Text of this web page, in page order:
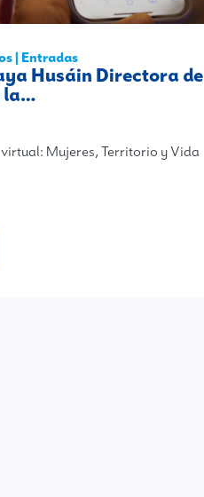
| Entradas
Husáin Directora de
la…
Mujeres, Territorio y Vida